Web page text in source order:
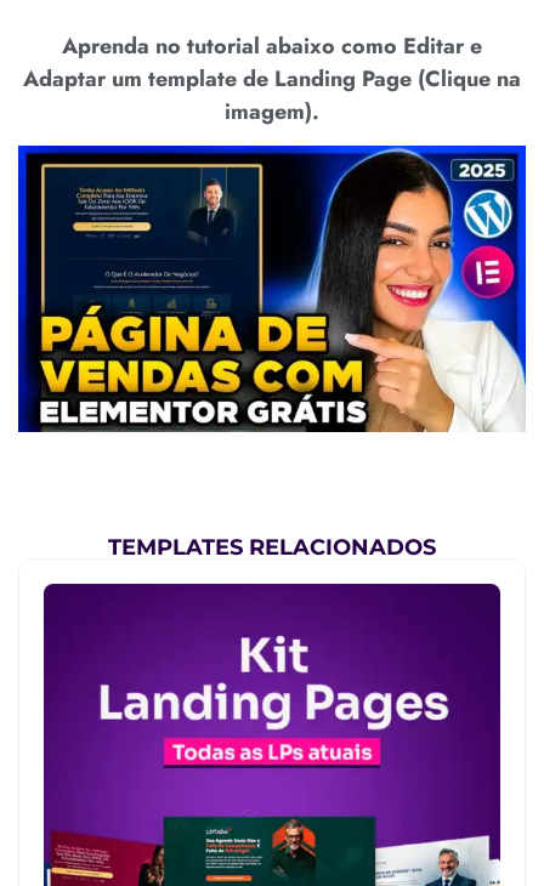
Aprenda no tutorial abaixo como Editar e
Adaptar um template de Landing Page (Clique na
imagem).
TEMPLATES RELACIONADOS